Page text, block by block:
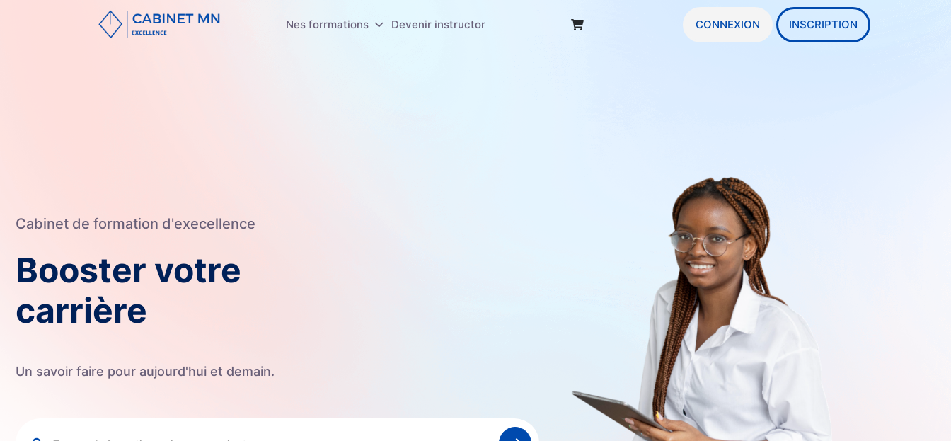
Nes forrmations Devenir instructor CONNEXION INSCRIPTION
Cabinet de formation d'execellence
Booster votre
carrière
Un savoir faire pour aujourd'hui et demain.